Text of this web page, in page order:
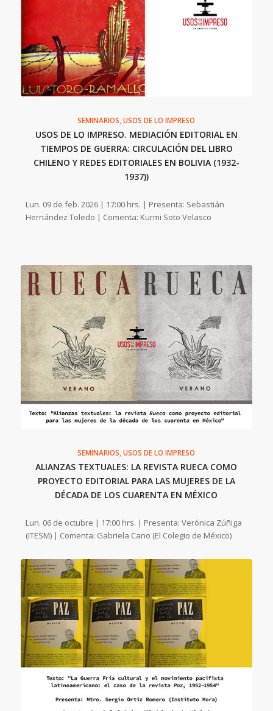
SEMINARIOS ,USOS DE LO IMPRESO
USOS DE LO IMPRESO. MEDIACIÓN EDITORIAL EN
TIEMPOS DE GUERRA: CIRCULACIÓN DEL LIBRO
CHILENO Y REDES EDITORIALES EN BOLIVIA (1932-
1937))
Lun. 09 de feb. 2026 | 17:00 hrs. | Presenta: Sebastián
Hernández Toledo | Comenta: Kurmi Soto Velasco
SEMINARIOS ,USOS DE LO IMPRESO
ALIANZAS TEXTUALES: LA REVISTA RUECA COMO
PROYECTO EDITORIAL PARA LAS MUJERES DE LA
DÉCADA DE LOS CUARENTA EN MÉXICO
Lun. 06 de octubre | 17:00 hrs. | Presenta: Verónica Zúñiga
(ITESM) | Comenta: Gabriela Cano (El Colegio de México)